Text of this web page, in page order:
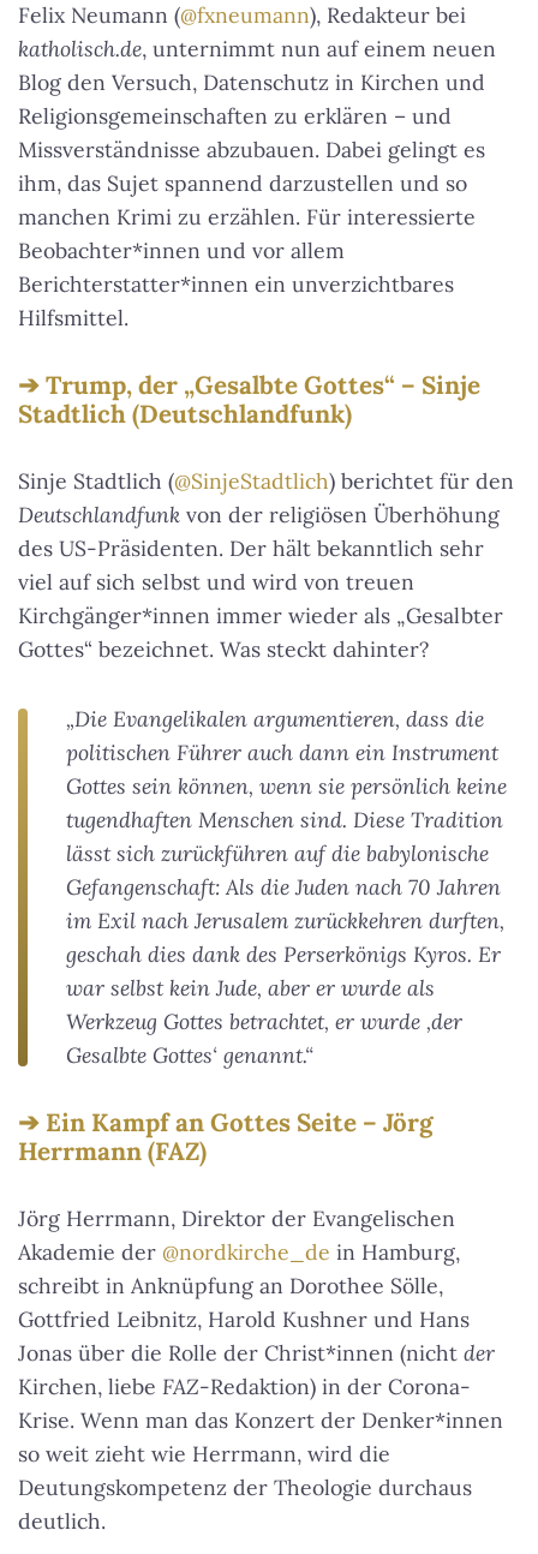
Felix Neumann (@fxneumann), Redakteur bei
katholisch.de, unternimmt nun auf einem neuen
Blog den Versuch, Datenschutz in Kirchen und
Religionsgemeinschaften zu erklären – und
Missverständnisse abzubauen. Dabei gelingt es
ihm, das Sujet spannend darzustellen und so
manchen Krimi zu erzählen. Für interessierte
Beobachter*innen und vor allem
Berichterstatter*innen ein unverzichtbares
Hilfsmittel.
Trump, der „Gesalbte Gottes“ – Sinje
Stadtlich (Deutschlandfunk)
Sinje Stadtlich (@SinjeStadtlich) berichtet für den
Deutschlandfunk von der religiösen Überhöhung
des US-Präsidenten. Der hält bekanntlich sehr
viel auf sich selbst und wird von treuen
Kirchgänger*innen immer wieder als „Gesalbter
Gottes“ bezeichnet. Was steckt dahinter?
„Die Evangelikalen argumentieren, dass die
politischen Führer auch dann ein Instrument
Gottes sein können, wenn sie persönlich keine
tugendhaften Menschen sind. Diese Tradition
lässt sich zurückführen auf die babylonische
Gefangenschaft: Als die Juden nach 70 Jahren
im Exil nach Jerusalem zurückkehren durften,
geschah dies dank des Perserkönigs Kyros. Er
war selbst kein Jude, aber er wurde als
Werkzeug Gottes betrachtet, er wurde ‚der
Gesalbte Gottes‘ genannt.“
Ein Kampf an Gottes Seite – Jörg
Herrmann (FAZ)
Jörg Herrmann, Direktor der Evangelischen
Akademie der @nordkirche_de in Hamburg,
schreibt in Anknüpfung an Dorothee Sölle,
Gottfried Leibnitz, Harold Kushner und Hans
Jonas über die Rolle der Christ*innen (nicht der
Kirchen, liebe FAZ-Redaktion) in der Corona-
Krise. Wenn man das Konzert der Denker*innen
so weit zieht wie Herrmann, wird die
Deutungskompetenz der Theologie durchaus
deutlich.